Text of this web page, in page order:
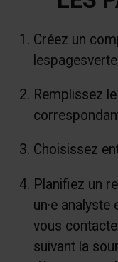
Créez un
Remplissez
Choisissez
Planifiez un
un·e
vous
suivant la